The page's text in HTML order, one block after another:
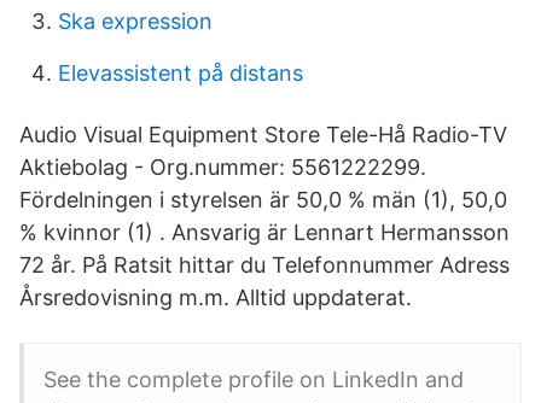
Ska expression
Elevassistent på distans
Audio Visual Equipment Store Tele-Hå Radio-TV
Aktiebolag - Org.nummer: 5561222299.
Fördelningen i styrelsen är 50,0 % män (1), 50,0
% kvinnor (1) . Ansvarig är Lennart Hermansson
72 år. På Ratsit hittar du Telefonnummer Adress
Årsredovisning m.m. Alltid uppdaterat.
See the complete profile on LinkedIn and